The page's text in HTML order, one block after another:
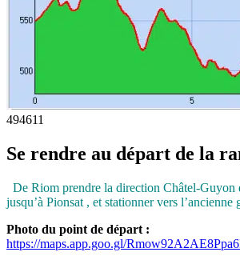
494611
Se rendre au départ de la
De Riom prendre la direction Châtel-Guyon
jusqu’à Pionsat , et stationner vers l’ancienne
Photo du point de départ :
https://maps.app.goo.gl/